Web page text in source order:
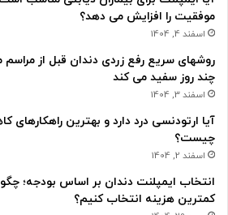
موفقیت را افزایش می دهد؟
اسفند 4, 1404
روشهای سریع رفع زردی دندان قبل از مراسم
چند روز سفید می کند
اسفند 3, 1404
آیا ارتودنسی درد دارد و بهترین راهکارهای
چیست؟
اسفند 2, 1404
انتخاب ایمپلنت دندان بر اساس بودجه؛
کمترین هزینه انتخاب کنیم؟